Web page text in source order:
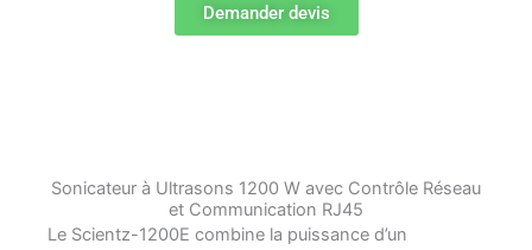
Demander devis
Sonicateur à Ultrasons 1200 W avec Contrôle Réseau
et Communication RJ45
Le Scientz-1200E combine la puissance d’un